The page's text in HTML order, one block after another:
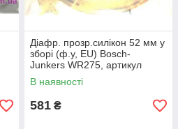
Діафр. прозр.силікон 52 мм у
зборі (ф.у, EU) Bosch-
Junkers WR275, артикул
8700503052 (0), к.з. 0867
В наявності
581 ₴